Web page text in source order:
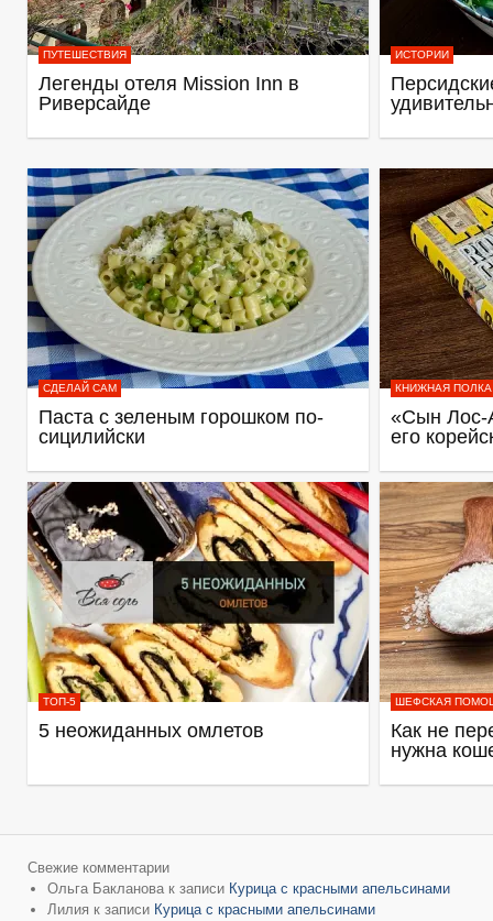
ПУТЕШЕСТВИЯ
Легенды отеля Mission Inn в
Риверсайде
ИСТОРИИ
СДЕЛАЙ САМ
Паста с зеленым горошком по-
сицилийски
КНИЖНАЯ ПОЛКА
«Сын Лос-
его
ТОП-5
5 неожиданных омлетов
ШЕФСКАЯ
Как не
нужна
Свежие комментарии
Ольга Бакланова к записи Курица с красными апельсинами
Лилия к записи Курица с красными апельсинами